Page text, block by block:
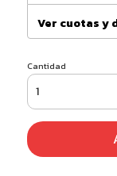
Ver cuotas y
Cantidad